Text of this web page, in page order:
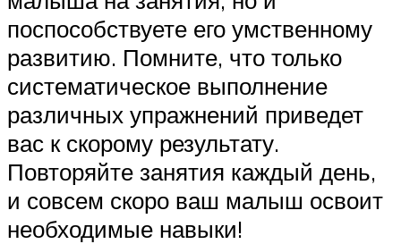
поспособствуете его умственному
развитию. Помните, что только
систематическое выполнение
различных упражнений приведет
вас к скорому результату.
Повторяйте занятия каждый день,
и совсем скоро ваш малыш освоит
необходимые навыки!